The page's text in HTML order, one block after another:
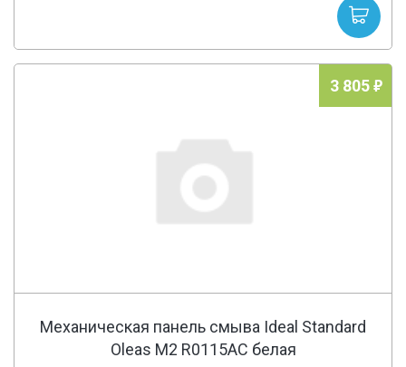
3 805
Механическая панель смыва Ideal Standard
Oleas M2 R0115AC белая